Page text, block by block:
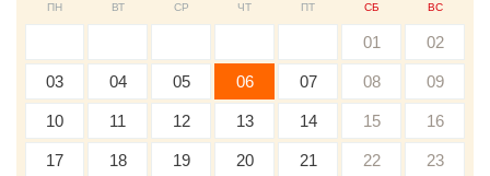
ПН ВТ СР ЧТ ПТ СБ ВС
01 02
03 04 05 06 07 08 09
10 11 12 13 14 15 16
17 18 19 20 21 22 23